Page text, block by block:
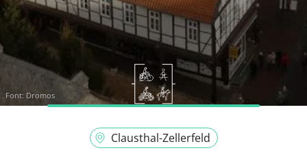
Font: Dromos
Clausthal-Zellerfeld